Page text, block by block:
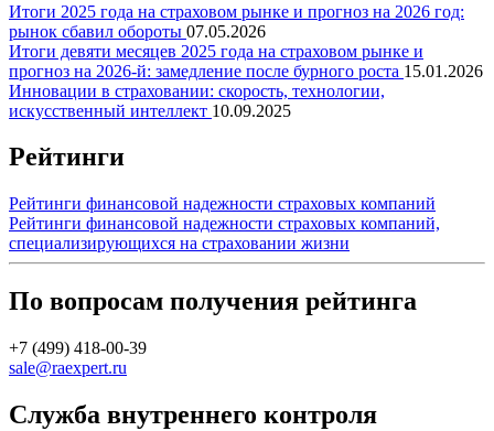
Итоги 2025 года на страховом рынке и прогноз на 2026 год:
рынок сбавил обороты 07.05.2026
Итоги девяти месяцев 2025 года на страховом рынке и
прогноз на 2026-й: замедление после бурного роста 15.01.2026
Инновации в страховании: скорость, технологии,
искусственный интеллект 10.09.2025
Рейтинги
Рейтинги финансовой надежности страховых компаний
Рейтинги финансовой надежности страховых компаний,
специализирующихся на страховании жизни
По вопросам получения рейтинга
+7 (499) 418-00-39
sale@raexpert.ru
Служба внутреннего контроля